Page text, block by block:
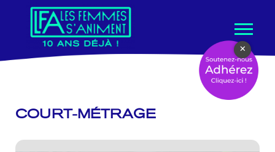
contenu
COURT-MÉTRAGE
×